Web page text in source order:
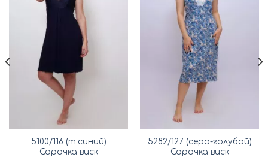
5100/116 (т.синий)
Сорочка виск
5282/127 (серо-голубой)
Сорочка виск